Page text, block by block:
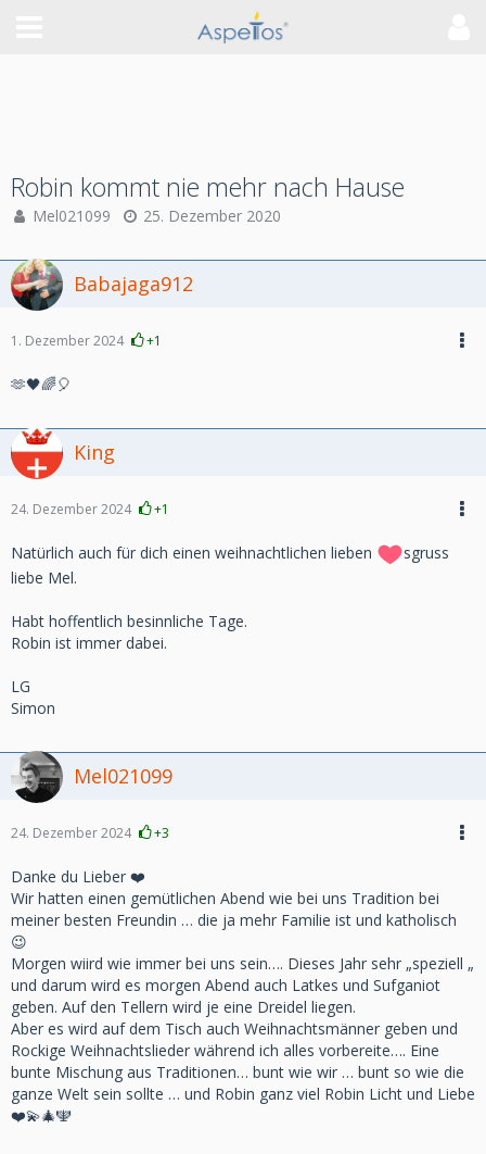
Robin kommt nie mehr nach Hause
Mel021099 25. Dezember 2020
Babajaga912
1. Dezember 2024 +1
🫶🖤🌈🎈
King
24. Dezember 2024 +1
Natürlich auch für dich einen weihnachtlichen lieben
sgruss
liebe Mel.
Habt hoffentlich besinnliche Tage.
Robin ist immer dabei.
LG
Simon
Mel021099
24. Dezember 2024 +3
Danke du Lieber ❤️
Wir hatten einen gemütlichen Abend wie bei uns Tradition bei
meiner besten Freundin … die ja mehr Familie ist und katholisch
😉
Morgen wiird wie immer bei uns sein…. Dieses Jahr sehr „speziell „
und darum wird es morgen Abend auch Latkes und Sufganiot
geben. Auf den Tellern wird je eine Dreidel liegen.
Aber es wird auf dem Tisch auch Weihnachtsmänner geben und
Rockige Weihnachtslieder während ich alles vorbereite…. Eine
bunte Mischung aus Traditionen… bunt wie wir … bunt so wie die
ganze Welt sein sollte … und Robin ganz viel Robin Licht und Liebe
❤️💫🎄🕎